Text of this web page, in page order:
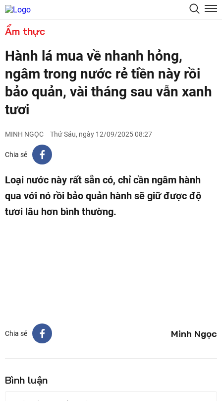
Ẩm thực
Hành lá mua về nhanh hỏng,
ngâm trong nước rẻ tiền này rồi
bảo quản, vài tháng sau vẫn xanh
tươi
MINH NGỌC Thứ Sáu, ngày 12/09/2025 08:27
Chia sẻ
Loại nước này rất sẵn có, chỉ cần ngâm hành
qua với nó rồi bảo quản hành sẽ giữ được độ
tươi lâu hơn bình thường.
Chia sẻ Minh Ngọc
Bình luận